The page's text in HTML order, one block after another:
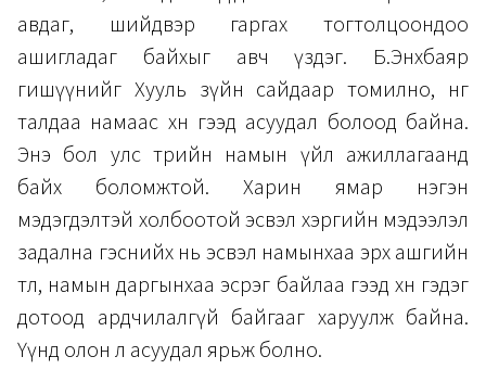
авдаг, шийдвэр гаргах тогтолцоондоо
ашигладаг байхыг авч үздэг. Б.Энхбаяр
гишүүнийг Хууль зүйн сайдаар томилно, нөгөө
талдаа намаас хөөнө гээд асуудал болоод байна.
Энэ бол улс төрийн намын үйл ажиллагаанд
байх боломжтой. Харин ямар нэгэн
мэдэгдэлтэй холбоотой эсвэл хэргийн мэдээлэл
задална гэснийх нь эсвэл намынхаа эрх ашгийн
төлөө, намын даргынхаа эсрэг байлаа гээд хөөнө гэдэг
дотоод ардчилалгүй байгааг харуулж байна.
Үүнд олон л асуудал ярьж болно.